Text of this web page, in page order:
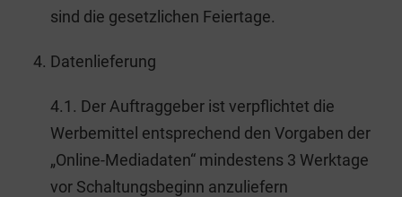
sind die gesetzlichen Feiertage.
Datenlieferung
4.1. Der Auftraggeber ist verpflichtet die
Werbemittel entsprechend den Vorgaben der
„Online-Mediadaten“ mindestens 3 Werktage
vor Schaltungsbeginn anzuliefern